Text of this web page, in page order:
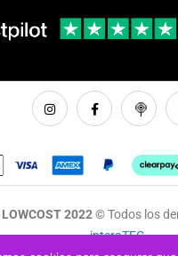
LOWCOST 2022 ©Todos los
interaTEC